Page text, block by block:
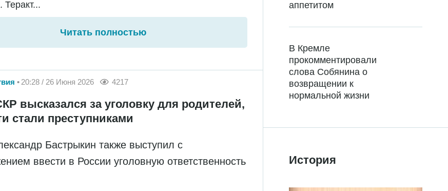
Теракт...
Читать полностью
20:28 / 26 Июня 2026 4217
высказался за уголовку для родителей,
стали преступниками
Бастрыкин также выступил с
ввести в России уголовную ответственность
аппетитом
В Кремле
прокомментировали
слова Собянина о
возвращении к
нормальной жизни
История